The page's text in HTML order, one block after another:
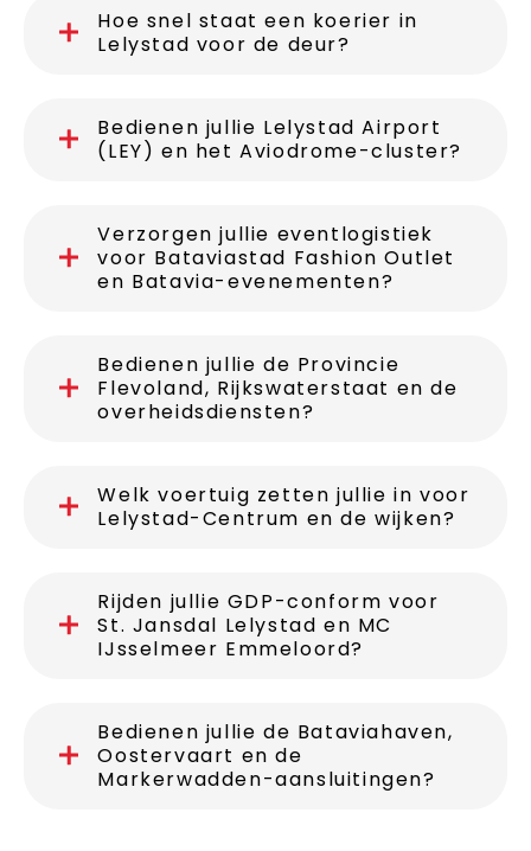
Hoe snel staat een koerier in
Lelystad voor de deur?
Bedienen jullie Lelystad Airport
(LEY) en het Aviodrome-cluster?
Verzorgen jullie eventlogistiek
voor Bataviastad Fashion Outlet
en Batavia-evenementen?
Bedienen jullie de Provincie
Flevoland, Rijkswaterstaat en de
overheidsdiensten?
Welk voertuig zetten jullie in voor
Lelystad-Centrum en de wijken?
Rijden jullie GDP-conform voor
St. Jansdal Lelystad en MC
IJsselmeer Emmeloord?
Bedienen jullie de Bataviahaven,
Oostervaart en de
Markerwadden-aansluitingen?